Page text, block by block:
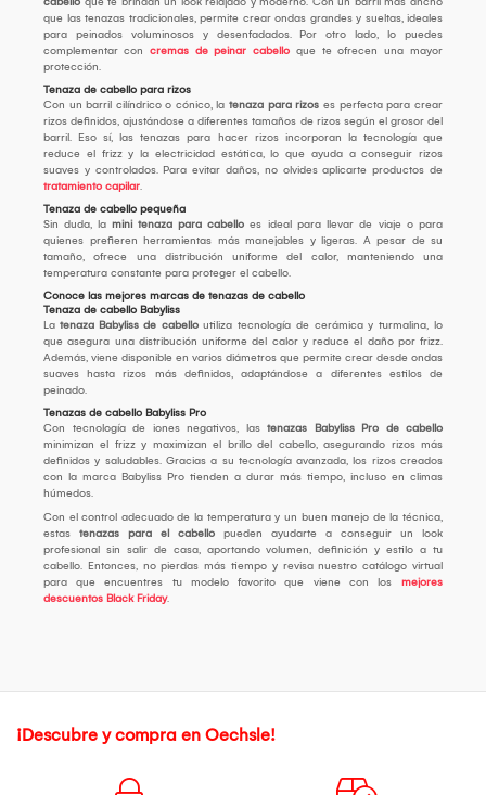
que las tenazas tradicionales, permite crear ondas grandes y sueltas, ideales
para peinados voluminosos y desenfadados. Por otro lado, lo puedes
complementar con cremas de peinar cabello que te ofrecen una mayor
protección.
Tenaza de cabello para rizos
Con un barril cilíndrico o cónico, la tenaza para rizos es perfecta para crear
rizos definidos, ajustándose a diferentes tamaños de rizos según el grosor del
barril. Eso sí, las tenazas para hacer rizos incorporan la tecnología que
reduce el frizz y la electricidad estática, lo que ayuda a conseguir rizos
suaves y controlados. Para evitar daños, no olvides aplicarte productos de
tratamiento capilar.
Tenaza de cabello pequeña
Sin duda, la mini tenaza para cabello es ideal para llevar de viaje o para
quienes prefieren herramientas más manejables y ligeras. A pesar de su
tamaño, ofrece una distribución uniforme del calor, manteniendo una
temperatura constante para proteger el cabello.
Conoce las mejores marcas de tenazas de cabello
Tenaza de cabello Babyliss
La tenaza Babyliss de cabello utiliza tecnología de cerámica y turmalina, lo
que asegura una distribución uniforme del calor y reduce el daño por frizz.
Además, viene disponible en varios diámetros que permite crear desde ondas
suaves hasta rizos más definidos, adaptándose a diferentes estilos de
peinado.
Tenazas de cabello Babyliss Pro
Con tecnología de iones negativos, las tenazas Babyliss Pro de cabello
minimizan el frizz y maximizan el brillo del cabello, asegurando rizos más
definidos y saludables. Gracias a su tecnología avanzada, los rizos creados
con la marca Babyliss Pro tienden a durar más tiempo, incluso en climas
húmedos.
Con el control adecuado de la temperatura y un buen manejo de la técnica,
estas tenazas para el cabello pueden ayudarte a conseguir un look
profesional sin salir de casa, aportando volumen, definición y estilo a tu
cabello. Entonces, no pierdas más tiempo y revisa nuestro catálogo virtual
para que encuentres tu modelo favorito que viene con los mejores
descuentos Black Friday.
¡Descubre y compra en Oechsle!